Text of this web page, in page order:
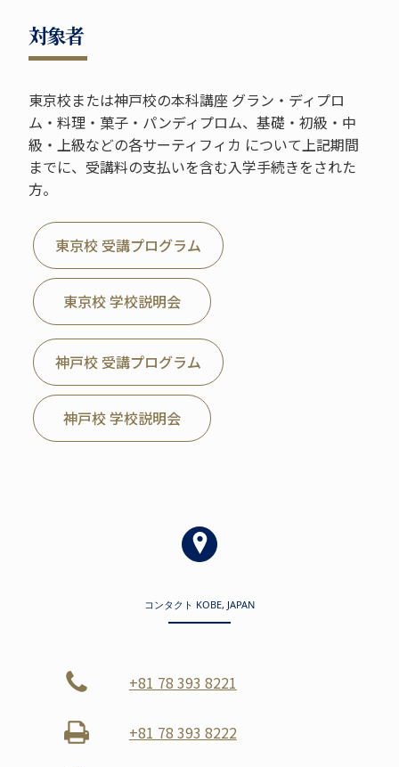
対象者
東京校または神戸校の本科講座 グラン・ディプロ
ム・料理・菓子・パンディプロム、基礎・初級・中
級・上級などの各サーティフィカ について上記期間
までに、受講料の支払いを含む入学手続きをされた
方。
東京校 受講プログラム
東京校 学校説明会
神戸校 受講プログラム
神戸校 学校説明会
コンタクト KOBE, JAPAN
+81 78 393 8221
+81 78 393 8222